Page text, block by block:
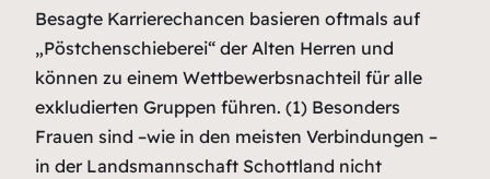
Besagte Karrierechancen basieren oftmals auf
„Pöstchenschieberei“ der Alten Herren und
können zu einem Wettbewerbsnachteil für alle
exkludierten Gruppen führen. (1) Besonders
Frauen sind –wie in den meisten Verbindungen –
in der Landsmannschaft Schottland nicht